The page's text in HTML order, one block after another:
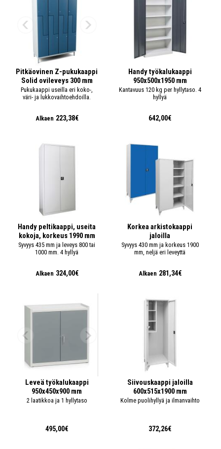
Pitkäovinen Z-pukukaappi
Solid ovileveys 300 mm
Pukukaappi useilla eri koko-,
väri- ja lukkovaihtoehdoilla.
Alkaen 223,38€
Handy työkalukaappi
950x500x1950 mm
Kantavuus 120 kg per hyllytaso. 4
hyllyä
642,00€
Handy peltikaappi, useita
kokoja, korkeus 1990 mm
Syvyys 435 mm ja leveys 800 tai
1000 mm. 4 hyllyä
Alkaen 324,00€
Korkea arkistokaappi
jaloilla
Syvyys 430 mm ja korkeus 1900
mm, neljä eri leveyttä
Alkaen 281,34€
Leveä työkalukaappi
950x450x900 mm
2 laatikkoa ja 1 hyllytaso
495,00€
Siivouskaappi jaloilla
600x515x1900 mm
Kolme puolihyllyä ja ilmanvaihto
372,26€